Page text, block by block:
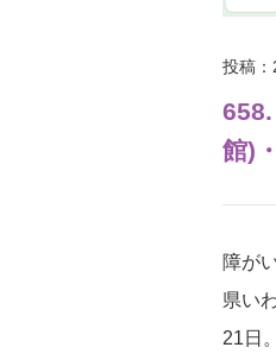
投稿
館)
障が
県い
21日。